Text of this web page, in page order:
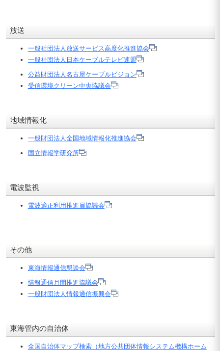
放送
一般社団法人放送サービス高度化推進協会
一般社団法人日本ケーブルテレビ連盟
公益財団法人名古屋ケーブルビジョン
受信環境クリーン中央協議会
地域情報化
一般財団法人全国地域情報化推進協会
国立情報学研究所
電波監視
電波適正利用推進員協議会
その他
東海情報通信懇談会
情報通信月間推進協議会
一般財団法人情報通信振興会
東海管内の自治体
全国自治体マップ検索（地方公共団体情報システム機構ホーム